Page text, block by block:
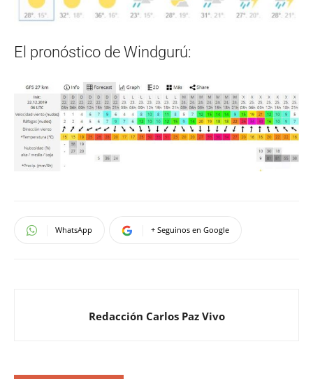
El pronóstico de Windgurú:
WhatsApp + Seguinos en Google
Redacción Carlos Paz Vivo